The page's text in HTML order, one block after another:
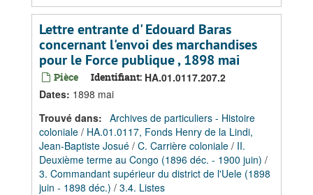
Lettre entrante d' Edouard Baras
concernant l'envoi des marchandises
pour le Force publique , 1898 mai
Pièce Identifiant: HA.01.0117.207.2
Dates: 1898 mai
Trouvé dans: Archives de particuliers - Histoire
coloniale / HA.01.0117, Fonds Henry de la Lindi,
Jean-Baptiste Josué / C. Carrière coloniale / II.
Deuxième terme au Congo (1896 déc. - 1900 juin) /
3. Commandant supérieur du district de l'Uele (1898
juin - 1898 déc.) / 3.4. Listes